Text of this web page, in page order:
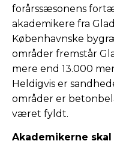
forårssæsonens
akademikere fra
Københavnske
områder fremstår
mere end 13.000
Heldigvis er
områder er
været fyldt.
Akademikerne